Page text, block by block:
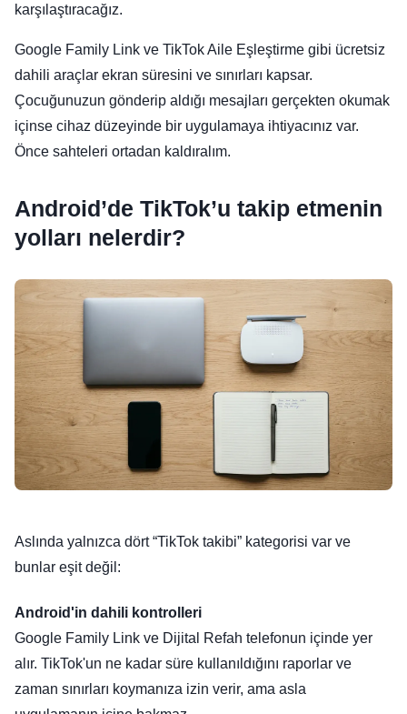
karşılaştıracağız.
Google Family Link ve TikTok Aile Eşleştirme gibi ücretsiz
dahili araçlar ekran süresini ve sınırları kapsar.
Çocuğunuzun gönderip aldığı mesajları gerçekten okumak
içinse cihaz düzeyinde bir uygulamaya ihtiyacınız var.
Önce sahteleri ortadan kaldıralım.
Android’de TikTok’u takip etmenin
yolları nelerdir?
Aslında yalnızca dört “TikTok takibi” kategorisi var ve
bunlar eşit değil:
Android'in dahili kontrolleri
Google Family Link ve Dijital Refah telefonun içinde yer
alır. TikTok'un ne kadar süre kullanıldığını raporlar ve
zaman sınırları koymanıza izin verir, ama asla